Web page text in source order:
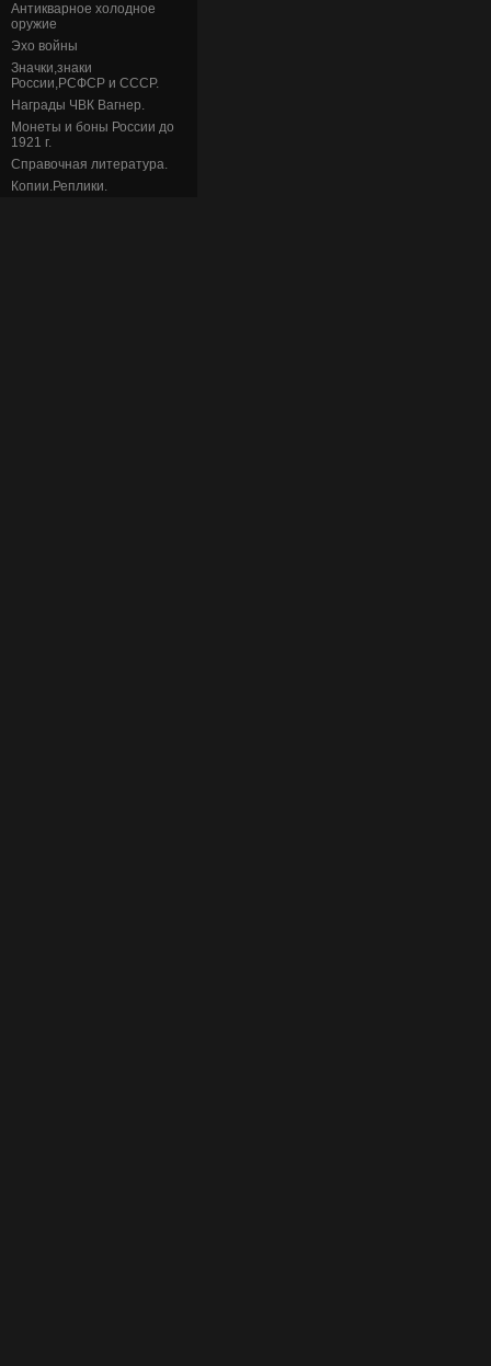
Антикварное холодное
оружие
Эхо войны
Значки,знаки
России,РСФСР и СССР.
Награды ЧВК Вагнер.
Монеты и боны России до
1921 г.
Справочная литература.
Копии.Реплики.